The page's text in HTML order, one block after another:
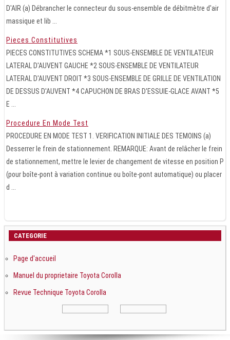
D'AIR (a) Débrancher le connecteur du sous-ensemble de débitmètre d'air
massique et lib ...
Pieces Constitutives
PIECES CONSTITUTIVES SCHEMA *1 SOUS-ENSEMBLE DE VENTILATEUR
LATERAL D'AUVENT GAUCHE *2 SOUS-ENSEMBLE DE VENTILATEUR
LATERAL D'AUVENT DROIT *3 SOUS-ENSEMBLE DE GRILLE DE VENTILATION
DE DESSUS D'AUVENT *4 CAPUCHON DE BRAS D'ESSUIE-GLACE AVANT *5
E ...
Procedure En Mode Test
PROCEDURE EN MODE TEST 1. VERIFICATION INITIALE DES TEMOINS (a)
Desserrer le frein de stationnement. REMARQUE: Avant de relâcher le frein
de stationnement, mettre le levier de changement de vitesse en position P
(pour boîte-pont à variation continue ou boîte-pont automatique) ou placer
d ...
CATEGORIE
Page d'accueil
Manuel du proprietaire Toyota Corolla
Revue Technique Toyota Corolla